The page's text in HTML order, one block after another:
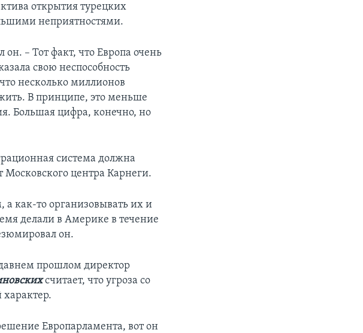
открытия турецких
неприятностями.
– Тот факт, что Европа очень
свою неспособность
несколько миллионов
В принципе, это меньше
Большая цифра, конечно, но
система должна
Московского центра Карнеги.
а как-то организовывать их и
делали в Америке в течение
он.
прошлом директор
считает, что угроза со
Европарламента, вот он